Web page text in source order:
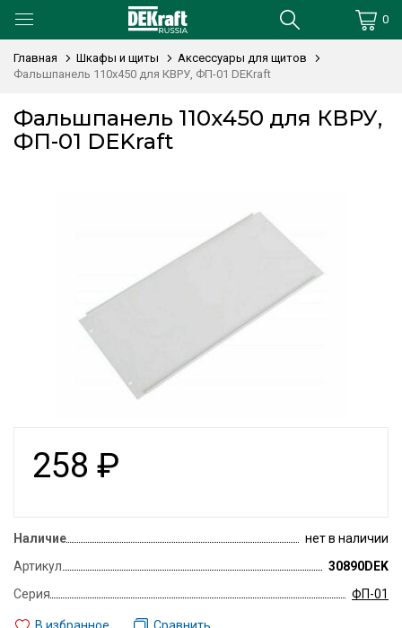
0
Главная Шкафы и щиты
Аксессуары для щитов
Фальшпанель 110х450 для КВРУ, ФП-01 DEKraft
Фальшпанель 110х450 для КВРУ,
ФП-01 DEKraft
258 ₽
Наличие
нет в наличии
Артикул
30890DEK
Серия
ФП-01